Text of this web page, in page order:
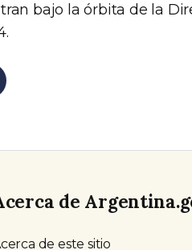
bajo la órbita de la
de
de este sitio